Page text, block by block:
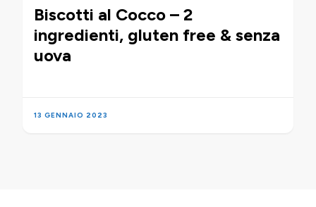
Biscotti al Cocco – 2
ingredienti, gluten free & senza
uova
13 GENNAIO 2023